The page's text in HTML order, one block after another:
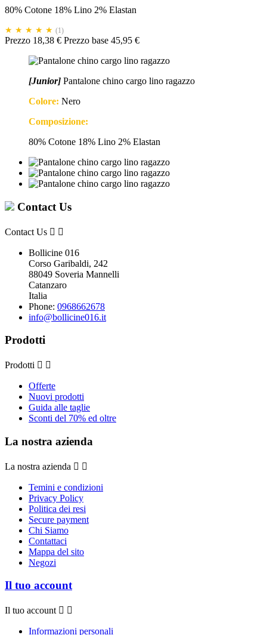
80% Cotone 18% Lino 2% Elastan
★ ★ ★ ★ ★ (1)
Prezzo 18,38 € Prezzo base 45,95 €
[Junior] Pantalone chino cargo lino ragazzo
Colore: Nero
Composizione:
80% Cotone 18% Lino 2% Elastan
Contact Us
Contact Us  
Bollicine 016
Corso Garibaldi, 242
88049 Soveria Mannelli
Catanzaro
Italia
Phone: 0968662678
info@bollicine016.it
Prodotti
Prodotti  
Offerte
Nuovi prodotti
Guida alle taglie
Sconti del 70% ed oltre
La nostra azienda
La nostra azienda  
Temini e condizioni
Privacy Policy
Politica dei resi
Secure payment
Chi Siamo
Contattaci
Mappa del sito
Negozi
Il tuo account
Il tuo account  
Informazioni personali